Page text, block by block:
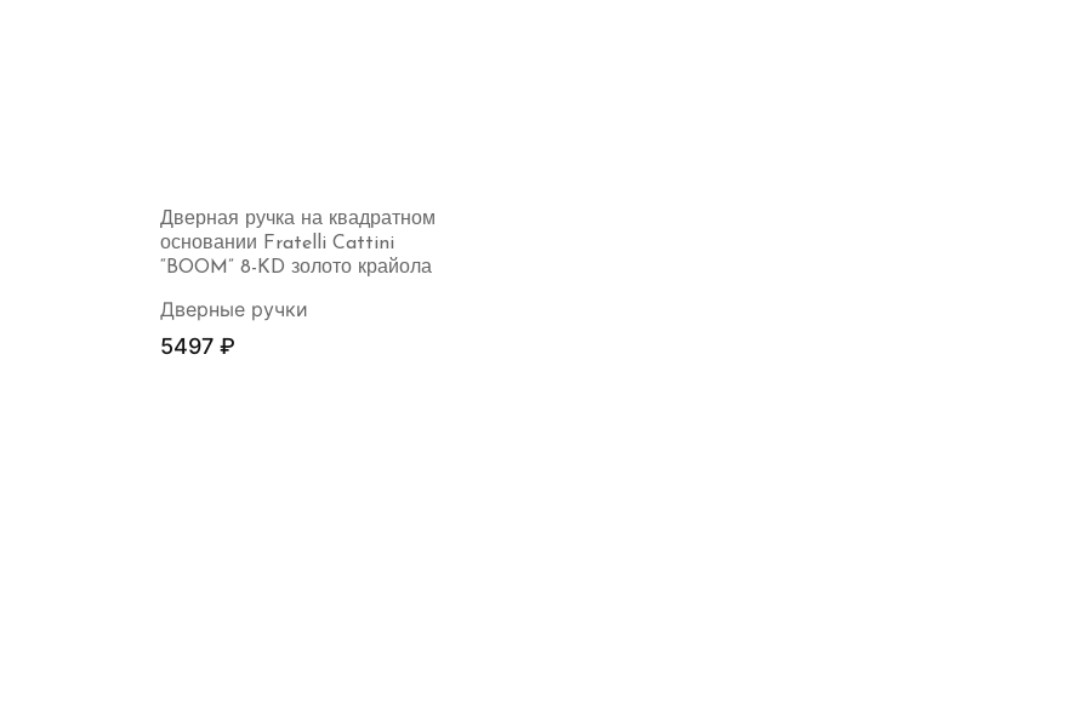
Дверная ручка на квадратном
основании Fratelli Cattini
“BOOM” 8-KD золото крайола
Дверные ручки
5497 ₽